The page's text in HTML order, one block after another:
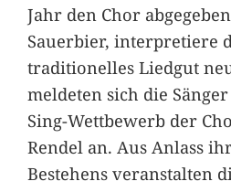
Jahr den Chor
Sauerbier, interpretiere
traditionelles Liedgut
meldeten sich die
Sing-Wettbewerb der
Rendel an. Aus Anlass
Bestehens veranstalten